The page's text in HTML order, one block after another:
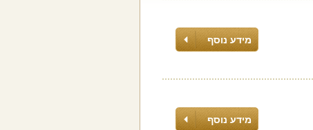
מידע נוסף
מידע נוסף